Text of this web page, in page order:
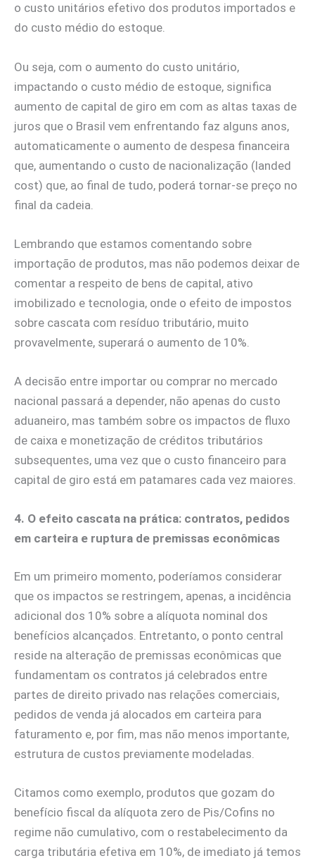
o custo unitários efetivo dos produtos importados e
do custo médio do estoque.
Ou seja, com o aumento do custo unitário,
impactando o custo médio de estoque, significa
aumento de capital de giro em com as altas taxas de
juros que o Brasil vem enfrentando faz alguns anos,
automaticamente o aumento de despesa financeira
que, aumentando o custo de nacionalização (landed
cost) que, ao final de tudo, poderá tornar-se preço no
final da cadeia.
Lembrando que estamos comentando sobre
importação de produtos, mas não podemos deixar de
comentar a respeito de bens de capital, ativo
imobilizado e tecnologia, onde o efeito de impostos
sobre cascata com resíduo tributário, muito
provavelmente, superará o aumento de 10%.
A decisão entre importar ou comprar no mercado
nacional passará a depender, não apenas do custo
aduaneiro, mas também sobre os impactos de fluxo
de caixa e monetização de créditos tributários
subsequentes, uma vez que o custo financeiro para
capital de giro está em patamares cada vez maiores.
4. O efeito cascata na prática: contratos, pedidos
em carteira e ruptura de premissas econômicas
Em um primeiro momento, poderíamos considerar
que os impactos se restringem, apenas, a incidência
adicional dos 10% sobre a alíquota nominal dos
benefícios alcançados. Entretanto, o ponto central
reside na alteração de premissas econômicas que
fundamentam os contratos já celebrados entre
partes de direito privado nas relações comerciais,
pedidos de venda já alocados em carteira para
faturamento e, por fim, mas não menos importante,
estrutura de custos previamente modeladas.
Citamos como exemplo, produtos que gozam do
benefício fiscal da alíquota zero de Pis/Cofins no
regime não cumulativo, com o restabelecimento da
carga tributária efetiva em 10%, de imediato já temos